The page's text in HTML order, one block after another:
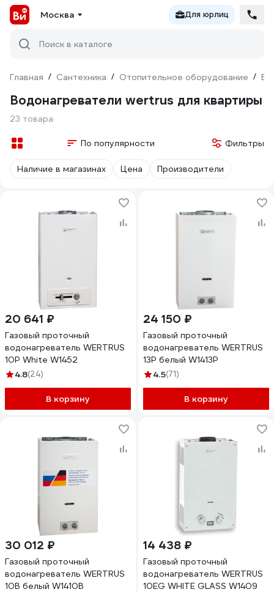
Москва Для юрлиц
Поиск в каталоге
Главная / Сантехника / Отопительное оборудование /
Водонагреватели wertrus для квартиры
23 товара
По популярности Фильтры
Наличие в магазинах Цена Производители
20 641 ₽
Газовый проточный
водонагреватель WERTRUS
10Р White W1452
4.8(24)
В корзину
24 150 ₽
Газовый проточный
водонагреватель WERTRUS
13Р белый W1413P
4.5(71)
В корзину
30 012 ₽
Газовый проточный
водонагреватель WERTRUS
10B белый W1410B
14 438 ₽
Газовый проточный
водонагреватель WERTRUS
10EG WHITE GLASS W1409